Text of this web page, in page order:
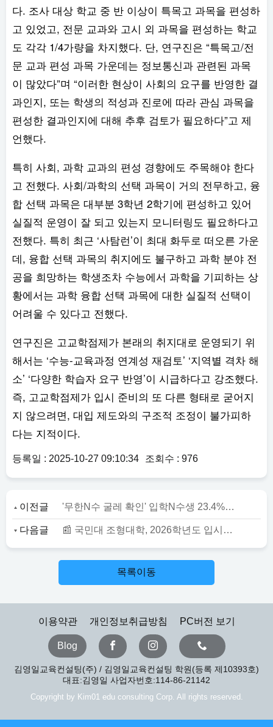
다. 조사 대상 학교 중 반 이상이 특목고 과목을 편성하
고 있었고, 전문 교과와 고시 외 과목을 편성하는 학교
도 각각 1/4가량을 차지했다. 단, 연구진은 “특목고/전
문 교과 편성 과목 가운데는 정보통신과 관련된 과목
이 많았다”며 “이러한 현상이 사회의 요구를 반영한 결
과인지, 또는 학생의 적성과 진로에 따라 관심 과목을
편성한 결과인지에 대해 추후 검토가 필요하다”고 제
언했다.
특히 사회, 과학 교과의 편성 경향에도 주목해야 한다
고 전했다. 사회/과학의 선택 과목이 거의 전무하고, 융
합 선택 과목은 대부분 3학년 2학기에 편성하고 있어
실질적 운영이 잘 되고 있는지 모니터링도 필요하다고
전했다. 특히 최근 ‘사탐런’이 최대 화두로 떠오른 가운
데, 융합 선택 과목의 취지에도 불구하고 과학 분야 전
공을 희망하는 학생조차 수능에서 과학을 기피하는 상
황에서는 과학 융합 선택 과목에 대한 실질적 선택이
어려울 수 있다고 전했다.
연구진은 고교학점제가 본래의 취지대로 운영되기 위
해서는 ‘수능-교육과정 연계성 재검토’ ‘지역별 격차 해
소’ ‘다양한 학습자 요구 반영’이 시급하다고 강조했다.
즉, 고교학점제가 입시 준비의 또 다른 형태로 굳어지
지 않으려면, 대입 제도와의 구조적 조정이 불가피하
다는 지적이다.
등록일 : 2025-10-27 09:10:34 조회수 : 976
이전글 '무한N수 굴레 확인' 입학N수생 23.4% 다시 재수..올 N수생 18만2277명 '역대최대'
다음글 📰 국민대 조형대학, 2026학년도 입시설명회 개최! 창의 역량 갖춘 미래 디자이너를 찾는다!
목록이동
이용약관 개인정보취급방침 PC버전 보기
Blog
김영일교육컨설팅(주) / 김영일교육컨설팅 학원(등록 제10393호)
대표:김영일 사업자번호:114-86-21142
Copyright by Kim01 edu consulting Corp. All rights reserved.